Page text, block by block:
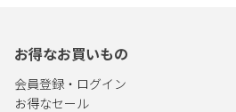
お得なお買いもの
会員登録・ログイン
お得なセール